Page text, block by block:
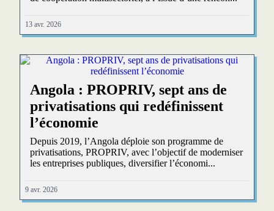
13 avr. 2026
Angola : PROPRIV, sept ans de
privatisations qui redéfinissent
l’économie
Depuis 2019, l’Angola déploie son programme de
privatisations, PROPRIV, avec l’objectif de moderniser
les entreprises publiques, diversifier l’économi...
9 avr. 2026